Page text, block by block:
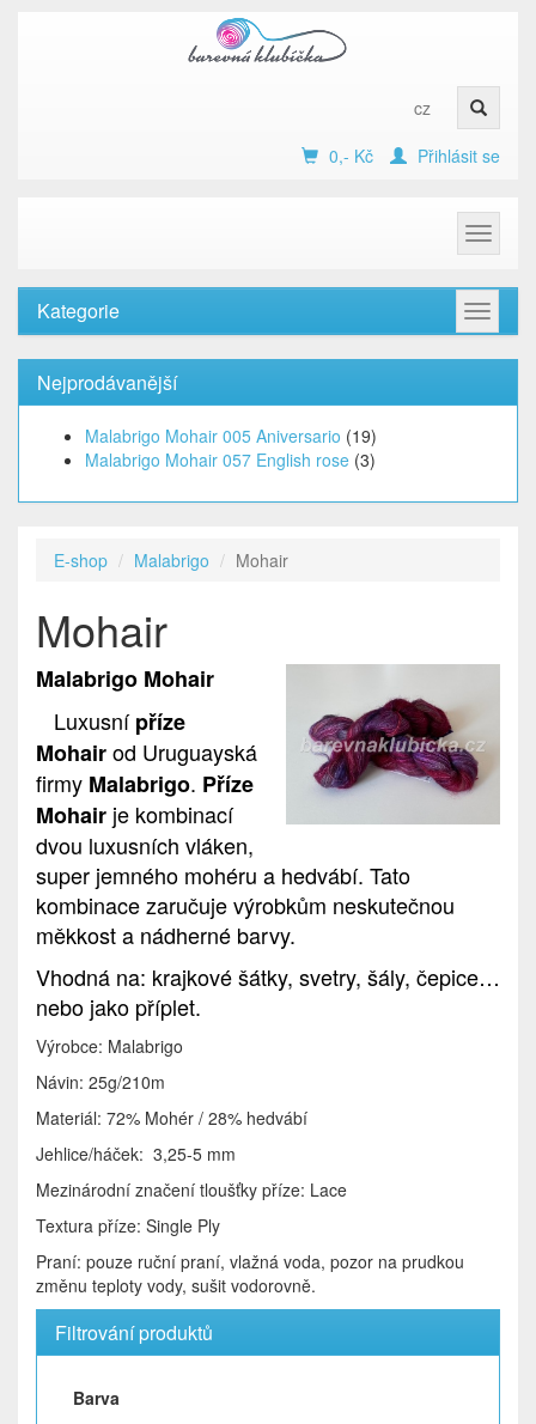
cz
0,- Kč Přihlásit se
Toggle
Toggle
Kategorie
Nejprodávanější
Malabrigo Mohair 005 Aniversario (19)
Malabrigo Mohair 057 English rose (3)
E-shop Malabrigo Mohair
Mohair
Malabrigo Mohair
Luxusnípříze
Mohairod Uruguayská
firmy Malabrigo. Příze
Mohair je kombinací
dvou luxusních vláken,
super jemného mohéru a hedvábí. Tato
kombinace zaručuje výrobkům neskutečnou
měkkost a nádherné barvy.
Vhodná na: krajkové šátky, svetry, šály, čepice…
nebo jako příplet.
Výrobce: Malabrigo
Návin: 25g/210m
Materiál: 72% Mohér / 28% hedvábí
Jehlice/háček: 3,25-5 mm
Mezinárodní značení tloušťky příze: Lace
Textura příze: Single Ply
Praní: pouze ruční praní, vlažná voda, pozor na prudkou
změnu teploty vody, sušit vodorovně.
Filtrování produktů
Barva